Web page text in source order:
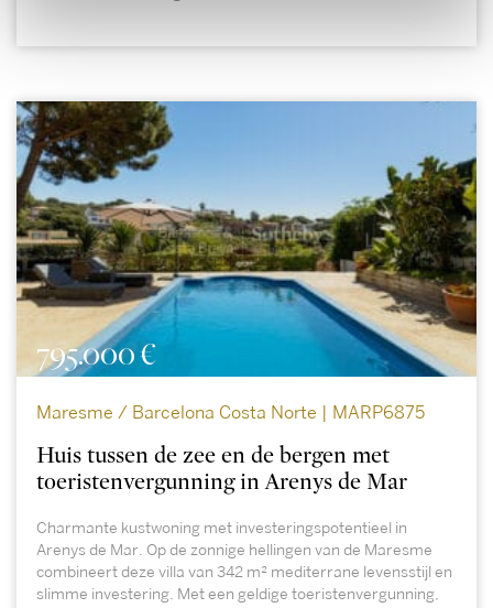
795.000 €
Maresme / Barcelona Costa Norte | MARP6875
Huis tussen de zee en de bergen met
toeristenvergunning in Arenys de Mar
Charmante kustwoning met investeringspotentieel in
Arenys de Mar. Op de zonnige hellingen van de Maresme
combineert deze villa van 342 m² mediterrane levensstijl en
slimme investering. Met een geldige toeristenvergunning,